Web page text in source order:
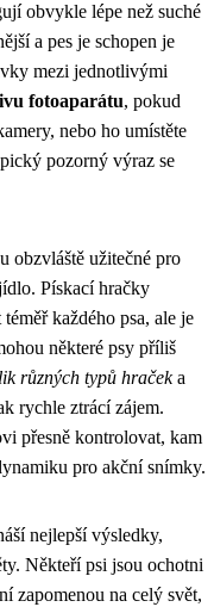
obvykle lépe než suché
a pes je schopen je
mezi jednotlivými
fotoaparátu, pokud
nebo ho umístěte
pozorný výraz se
obzvláště užitečné pro
Pískací hračky
každého psa, ale je
některé psy příliš
různých typů hračeka
rychle ztrácí zájem.
přesně kontrolovat, kam
pro akční snímky.
nejlepší výsledky,
Někteří psi jsou ochotni
zapomenou na celý svět,